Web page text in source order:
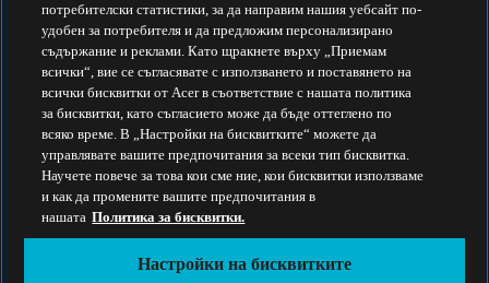
Устойчивост
Устойчивост
Корпоративна социална отговорност
Въглероден отпечатък на продукта
Project Humanity
Earthion
Правила за поверителност
Правила за бисквитките
Правна бележка
Допълнителна правна информация
Политика за достъпност
потребителски статистики, за да направим нашия уебсайт по-
удобен за потребителя и да предложим персонализирано
съдържание и реклами. Като щракнете върху „Приемам
всички“, вие се съгласявате с използването и поставянето на
всички бисквитки от Acer в съответствие с нашата политика
за бисквитки, като съгласието може да бъде оттеглено по
всяко време. В „Настройки на бисквитките“ можете да
управлявате вашите предпочитания за всеки тип бисквитка.
Научете повече за това кои сме ние, кои бисквитки използваме
и как да промените вашите предпочитания в
нашата Политика за бисквитки.
Настройки на бисквитките